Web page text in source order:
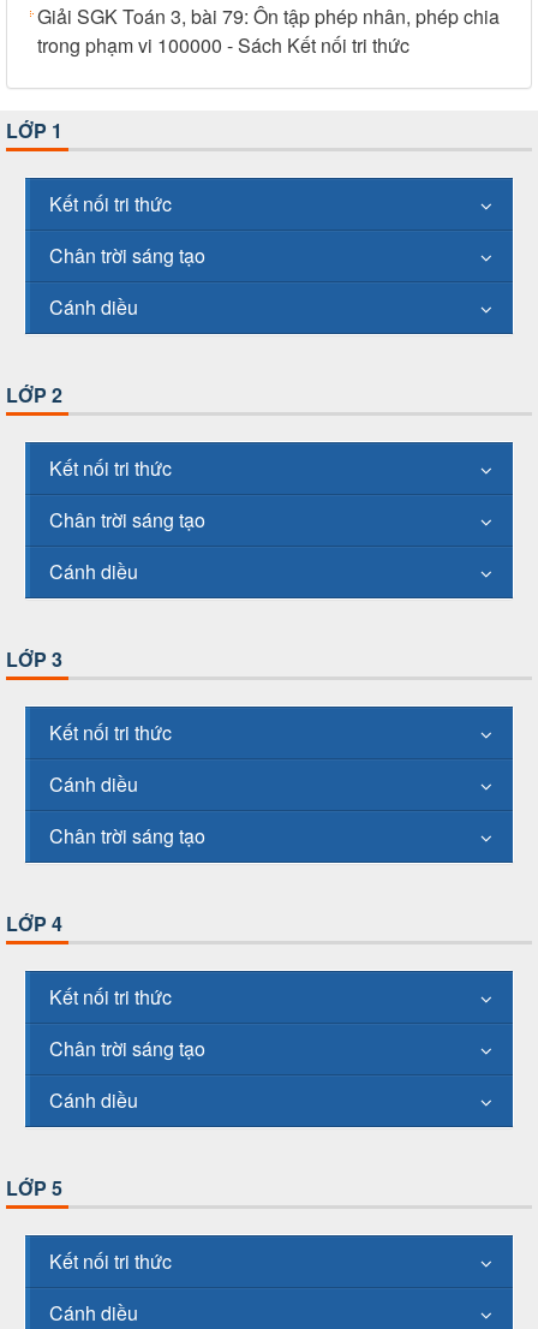
Giải SGK Toán 3, bài 79: Ôn tập phép nhân, phép chia
trong phạm vi 100000 - Sách Kết nối tri thức
LỚP 1
Kết nối tri thức
Chân trời sáng tạo
Cánh diều
LỚP 2
Kết nối tri thức
Chân trời sáng tạo
Cánh diều
LỚP 3
Kết nối tri thức
Cánh diều
Chân trời sáng tạo
LỚP 4
Kết nối tri thức
Chân trời sáng tạo
Cánh diều
LỚP 5
Kết nối tri thức
Cánh diều